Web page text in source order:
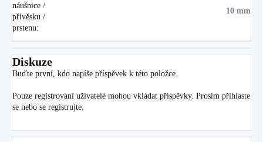
náušnice /
přívěsku /
prstenu:
10 mm
Diskuze
Buďte první, kdo napíše příspěvek k této položce.
Pouze registrovaní uživatelé mohou vkládat příspěvky. Prosím přihlaste
se nebo se registrujte